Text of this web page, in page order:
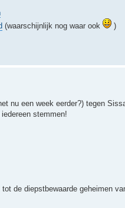
(waarschijnlijk nog waar ook )
nu een week eerder?) tegen
stemmen!
de diepstbewaarde geheimen